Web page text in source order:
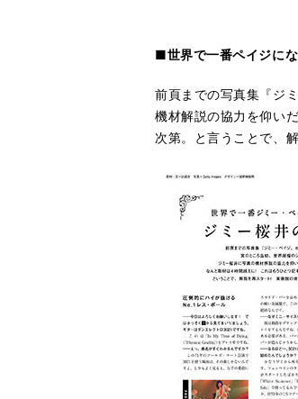
■世界で一番ペイジに
前頁までの写真集『ジ
機材解説の協力を仰い
次第。と言うことで、